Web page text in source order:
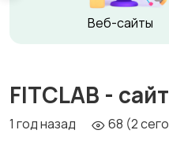
Веб-сайты
FITCLAB -
1 год назад 68 (2